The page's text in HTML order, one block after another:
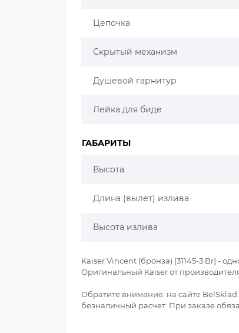
Цепочка
Скрытый механизм
Душевой гарнитур
Лейка для биде
ГАБАРИТЫ
Высота
Длина (вылет) излива
Высота излива
Kaiser Vincent (бронза) [31145-3 Br] -
Оригинальный Kaiser от
Обратите внимание: на сайте
безналичный расчет. При заказе